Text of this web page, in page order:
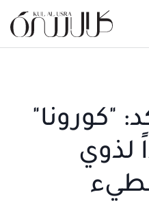
"كورونا"
لذوي